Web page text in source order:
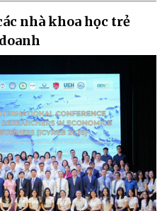
nhà khoa học trẻ